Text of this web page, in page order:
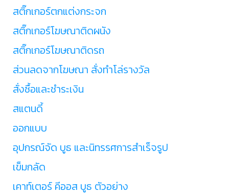
สติ๊กเกอร์ตกแต่งกระจก
สติ๊กเกอร์โฆษณาติดผนัง
สติ๊กเกอร์โฆษณาติดรถ
ส่วนลดจากโฆษณา สั่งทำโล่รางวัล
สั่งซื้อและชำระเงิน
สแตนดี้
ออกแบบ
อุปกรณ์จัด บูธ และนิทรรศการสำเร็จรูป
เข็มกลัด
เคาท์เตอร์ คีออส บูธ ตัวอย่าง